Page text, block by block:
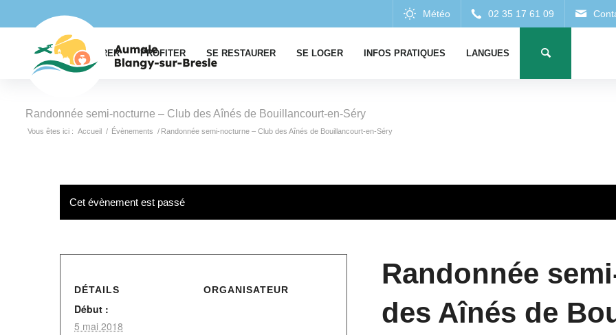
EXPLORER PROFITER SE RESTAURER SE LOGER INFOS PRATIQUES LANGUES
Randonnée semi-nocturne – Club des Aînés de Bouillancourt-en-Séry
Vous êtes ici : Accueil / Évènements / Randonnée semi-nocturne – Club des Aînés de Bouillancourt-en-Séry
Cet évènement est passé
Randonnée
des Aînés de
DÉTAILS
Début :
5 mai 2018
ORGANISATEUR